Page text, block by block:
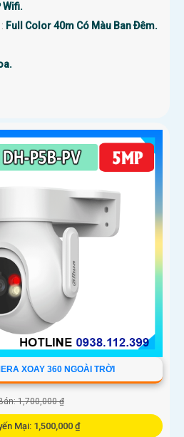
Wifi.
Full Color 40m Có Màu Ban Ðêm.
XOAY 360 NGOÀI TRỜI
1,700,000 ₫
Mại: 1,500,000 ₫